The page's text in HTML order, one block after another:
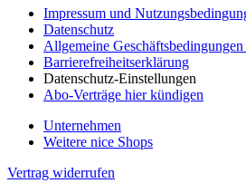
Impressum und
Datenschutz
Allgemeine
Barrierefreiheitserklärung
Datenschutz-Einstellungen
Abo-Verträge hier kündigen
Unternehmen
Weitere nice Shops
Vertrag widerrufen